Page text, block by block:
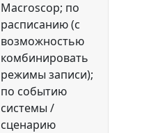
Macroscop; по
расписанию (с
возможностью
комбинировать
режимы записи);
по событию
системы /
сценарию